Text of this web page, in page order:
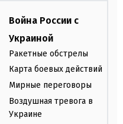
Война России с
Украиной
Ракетные обстрелы
Карта боевых действий
Мирные переговоры
Воздушная тревога в
Украине